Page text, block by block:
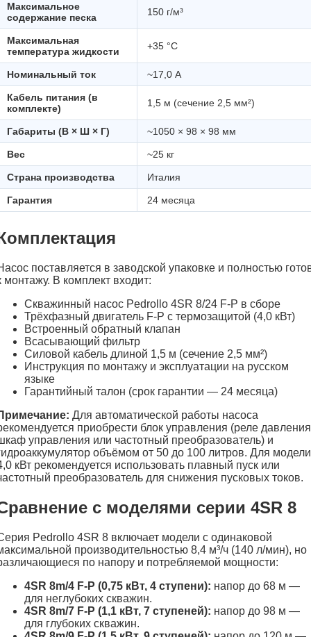
Максимальное
содержание песка
150 г/м³
Максимальная
температура жидкости
+35 °C
Номинальный ток ~17,0 А
Кабель питания (в
комплекте)
1,5 м (сечение 2,5 мм²)
Габариты (В × Ш × Г) ~1050 × 98 × 98 мм
Вес ~25 кг
Страна производства Италия
Гарантия 24 месяца
поставляется в заводской упаковке и полностью
монтажу. В комплект входит:
Скважинный насос Pedrollo 4SR 8/24 F-P в сборе
Трёхфазный двигатель F-P с термозащитой (4,0 кВт)
Встроенный обратный клапан
Всасывающий фильтр
Силовой кабель длиной 1,5 м (сечение 2,5 мм²)
Инструкция по монтажу и эксплуатации на русском
языке
Гарантийный талон (срок гарантии — 24 месяца)
Для автоматической работы насоса
приобрести блок управления (реле
управления или частотный преобразователь) и
объёмом от 50 до 100 литров. Для модели
кВт рекомендуется использовать плавный пуск или
преобразователь для снижения пусковых токов.
с моделями серии 4SR 8
Pedrollo 4SR 8 включает модели с одинаковой
производительностью 8,4 м³/ч (140 л/мин), но
по напору и потребляемой мощности:
4SR 8m/4 F-P (0,75 кВт, 4 ступени): напор до 68 м —
для неглубоких скважин.
4SR 8m/7 F-P (1,1 кВт, 7 ступеней): напор до 98 м —
для глубоких скважин.